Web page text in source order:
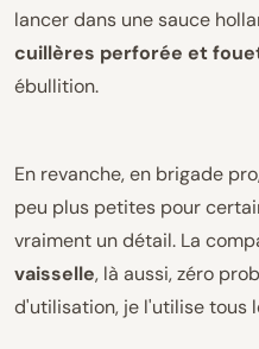
lancer dans une sauce
cuillères perforée et
ébullition.
En revanche, en brigade
peu plus petites pour
vraiment un détail. La
vaisselle, là aussi, zéro
d'utilisation, je l'utilise tous